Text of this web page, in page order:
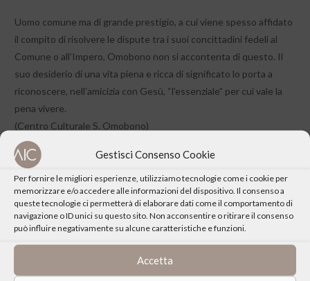
Gestisci Consenso Cookie
Per fornire le migliori esperienze, utilizziamo tecnologie come i cookie per
memorizzare e/o accedere alle informazioni del dispositivo. Il consenso a
queste tecnologie ci permetterà di elaborare dati come il comportamento di
navigazione o ID unici su questo sito. Non acconsentire o ritirare il consenso
può influire negativamente su alcune caratteristiche e funzioni.
Accetta
Uomo comune ma di grande prestigio, a cui viene spesso affidato
il compito di risolvere le dispute tra i suoi concittadini fedeli al
Comune o all’Impero, Omobono non si accontenta di questo. Il
suo desiderio di una vita piena e ricca di significato lo porta a
riconoscere, nell’amicizia con Gesù, “l’essenziale” per cui vale la
pena vivere.
(Centro Culturale S. Omobono)
CONDIVIDI QUESTO EVENTO